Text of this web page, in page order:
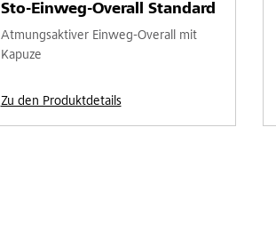
Sto-Einweg-Overall Standard
Atmungsaktiver Einweg-Overall mit
Kapuze
Zu den Produktdetails